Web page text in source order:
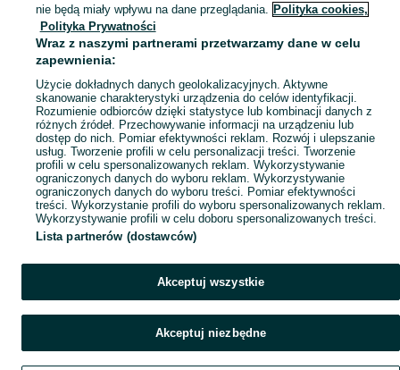
nie będą miały wpływu na dane przeglądania. Polityka cookies,
Polityka Prywatności
Wraz z naszymi partnerami przetwarzamy dane w celu
zapewnienia:
Użycie dokładnych danych geolokalizacyjnych. Aktywne
skanowanie charakterystyki urządzenia do celów identyfikacji.
Rozumienie odbiorców dzięki statystyce lub kombinacji danych z
różnych źródeł. Przechowywanie informacji na urządzeniu lub
dostęp do nich. Pomiar efektywności reklam. Rozwój i ulepszanie
usług. Tworzenie profili w celu personalizacji treści. Tworzenie
profili w celu spersonalizowanych reklam. Wykorzystywanie
ograniczonych danych do wyboru reklam. Wykorzystywanie
ograniczonych danych do wyboru treści. Pomiar efektywności
treści. Wykorzystanie profili do wyboru spersonalizowanych reklam.
Wykorzystywanie profili w celu doboru spersonalizowanych treści.
Lista partnerów (dostawców)
Akceptuj wszystkie
Akceptuj niezbędne